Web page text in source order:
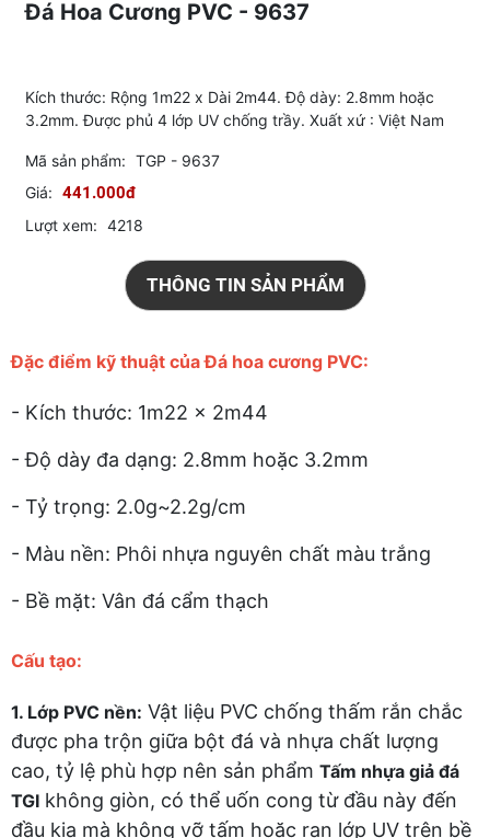
Đá Hoa Cương PVC - 9637
Kích thước: Rộng 1m22 x Dài 2m44. Độ dày: 2.8mm hoặc
3.2mm. Được phủ 4 lớp UV chống trầy. Xuất xứ : Việt Nam
Mã sản phẩm: TGP - 9637
Giá: 441.000đ
Lượt xem: 4218
THÔNG TIN SẢN PHẨM
Đặc điểm kỹ thuật của Đá hoa cương PVC:
- Kích thước: 1m22 x 2m44
- Độ dày đa dạng: 2.8mm hoặc 3.2mm
- Tỷ trọng: 2.0g~2.2g/cm
- Màu nền: Phôi nhựa nguyên chất màu trắng
- Bề mặt: Vân đá cẩm thạch
Cấu tạo:
1. Lớp PVC nền: Vật liệu PVC chống thấm rắn chắc
được pha trộn giữa bột đá và nhựa chất lượng
cao, tỷ lệ phù hợp nên sản phẩm Tấm nhựa giả đá
TGI không giòn, có thể uốn cong từ đầu này đến
đầu kia mà không vỡ tấm hoặc rạn lớp UV trên bề